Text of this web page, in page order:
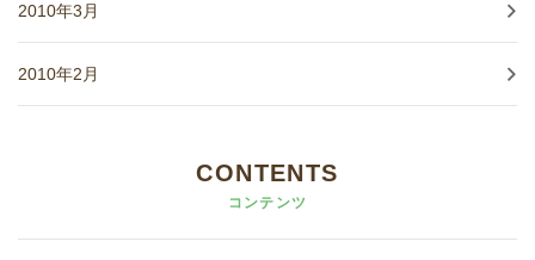
2010年3月
2010年2月
CONTENTS
コンテンツ